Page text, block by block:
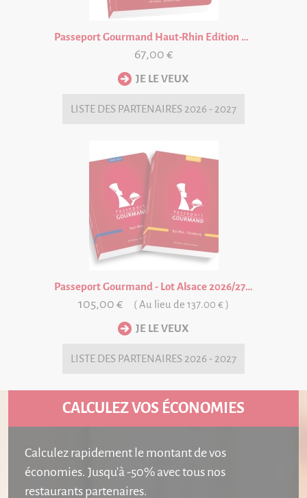
CALCULEZ VOS ÉCONOMIES
Calculez rapidement le montant de vos
économies. Jusqu'à -50% avec tous nos
restaurants partenaires.
Passeport Gourmand Haut-Rhin Edition 2026/27
67,00 €
LISTE DES PARTENAIRES 2026 - 2027
Passeport Gourmand - Lot Alsace 2026/27 VALABLE UN AN A PARTIR DE LA DATE D'ACHAT
105,00 € ( Au lieu de 137.00 € )
LISTE DES PARTENAIRES 2026 - 2027